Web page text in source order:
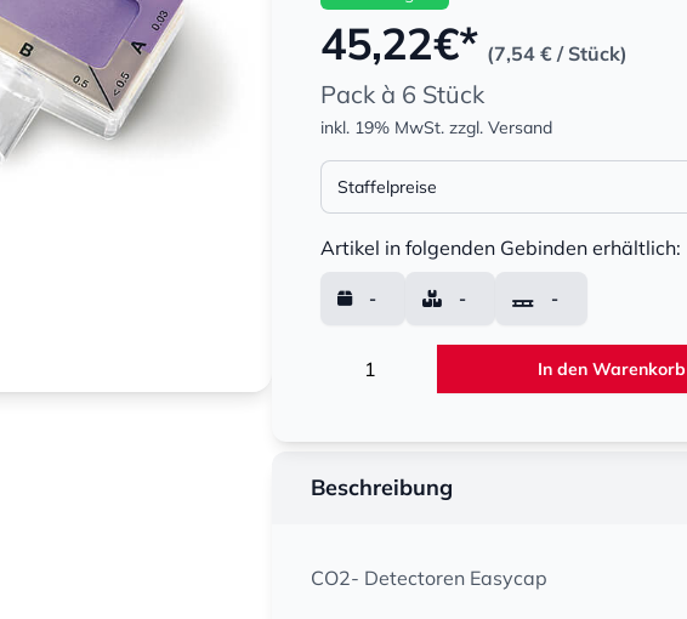
45,22€* (7,54 € / Stück)
Pack à 6 Stück
inkl. 19% MwSt. zzgl. Versand
Staffelpreise
Artikel in folgenden Gebinden erhältlich:
- - -
In den Warenkorb
Beschreibung
CO2- Detectoren Easycap